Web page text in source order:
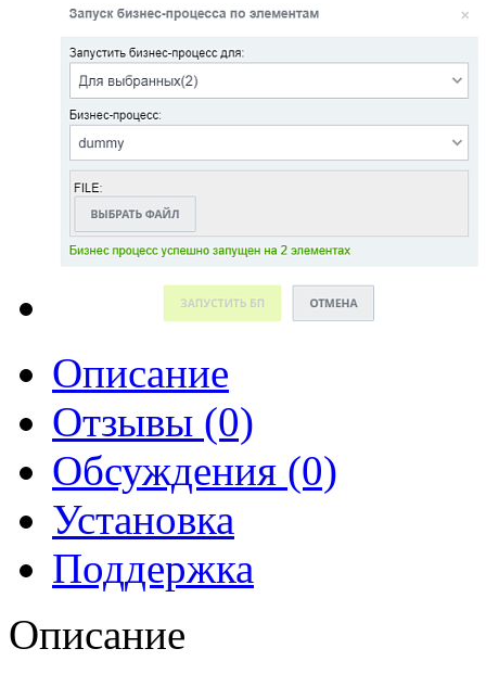
Описание
Отзывы (0)
Обсуждения (0)
Установка
Поддержка
Описание